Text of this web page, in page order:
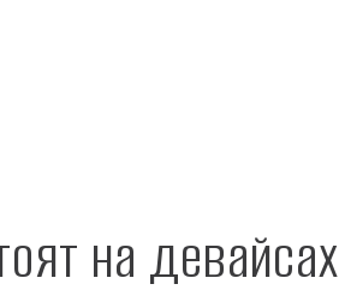
на девайсах